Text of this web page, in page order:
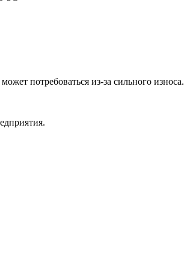
потребоваться из-за сильного износа.